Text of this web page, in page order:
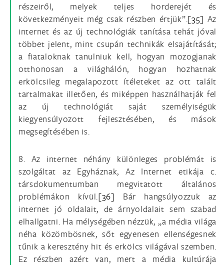
részeiről, melyek teljes horderejét és
következményeit még csak részben értjük”.[35] Az
internet és az új technológiák tanítása tehát jóval
többet jelent, mint csupán technikák elsajátítását;
a fiataloknak tanulniuk kell, hogyan mozogjanak
otthonosan a világhálón, hogyan hozhatnak
erkölcsileg megalapozott ítéleteket az ott talált
tartalmakat illetően, és miképpen használhatják fel
az új technológiát saját személyiségük
kiegyensúlyozott fejlesztésében, és mások
megsegítésében is.
8. Az internet néhány különleges problémát is
szolgáltat az Egyháznak, Az Internet etikája c.
társdokumentumban megvitatott általános
problémákon kívül.[36] Bár hangsúlyozzuk az
internet jó oldalait, de árnyoldalait sem szabad
elhallgatni. Ha mélységében nézzük, „a média világa
néha közömbösnek, sőt egyenesen ellenségesnek
tűnik a keresztény hit és erkölcs világával szemben.
Ez részben azért van, mert a média kultúrája